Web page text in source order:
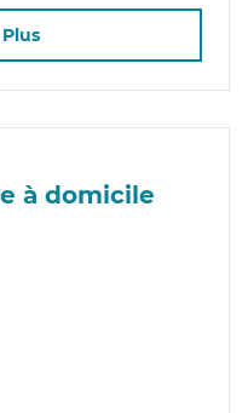
à domicile